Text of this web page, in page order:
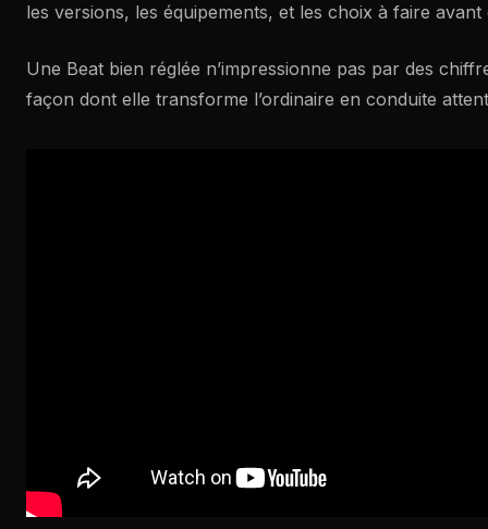
les versions, les équipements, et les choix à faire avant
Une Beat bien réglée n’impressionne pas par des
façon dont elle transforme l’ordinaire en conduite